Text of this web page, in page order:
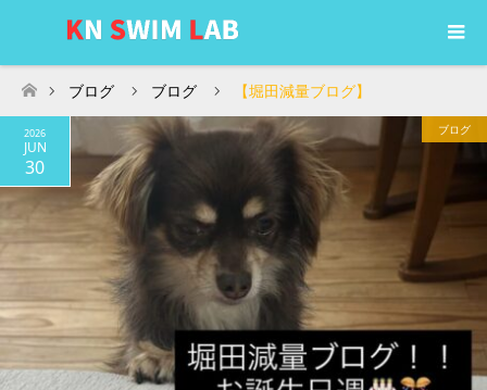
ホーム
ブログ ブログ 【堀田減量ブログ】
2026
JUN
30
ブログ